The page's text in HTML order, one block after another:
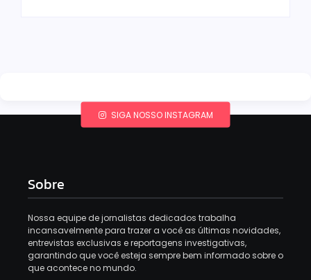
SIGA NOSSO INSTAGRAM
Sobre
Nossa equipe de jornalistas dedicados trabalha
incansavelmente para trazer a você as últimas novidades,
entrevistas exclusivas e reportagens investigativas,
garantindo que você esteja sempre bem informado sobre o
que acontece no mundo.